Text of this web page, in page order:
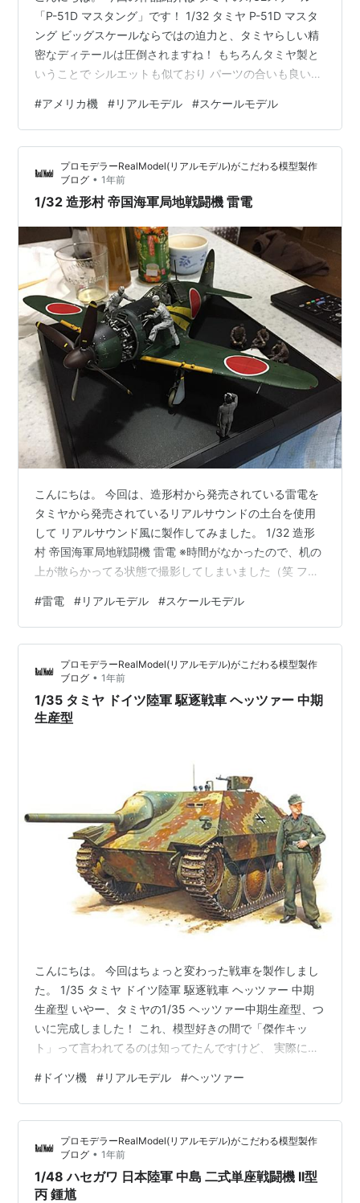
「P-51D マスタング」です！ 1/32 タミヤ P-51D マスタ
ング ビッグスケールならではの迫力と、タミヤらしい精
密なディテールは圧倒されますね！ もちろんタミヤ製と
いうことで シルエットも似ており パーツの合いも良いの
られる仕上がりです。 整備兵なども一緒に製作しました
が、 いい感じですねぇ！ また、マーリンエンジンの再現
度とマグネット式のカウル脱着ギミックは さすがのタミ
ヤと感じさせる設計となっていますね！ 感動しました！
塗装について 今回はシルバー塗装となりますが、金属
感…
#アメリカ機 #リアルモデル #スケールモデル
プロモデラーRealModel(リアルモデル)がこだわる模型製作
ブログ • 1年前
1/32 造形村 帝国海軍局地戦闘機 雷電
こんにちは。 今回は、造形村から発売されている雷電を
タミヤから発売されているリアルサウンドの土台を使用
して リアルサウンド風に製作してみました。 1/32 造形
村 帝国海軍局地戦闘機 雷電 ※時間がなかったので、机の
上が散らかってる状態で撮影してしまいました（笑 フィ
ット打ちもしてあるので、見ごたえありますね。 エンジ
ンカウルも少し外して、エンジンを見ることもできます
が、 作りこんであるのに、あんまり見えないのがショッ
クですね… ちょっと周りが散らかってるので 微妙な感じ
ですが、作品はいい感じなので満足でした♪
#雷電 #リアルモデル #スケールモデル
プロモデラーRealModel(リアルモデル)がこだわる模型製作
ブログ • 1年前
1/35 タミヤ ドイツ陸軍 駆逐戦車 ヘッツァー 中期
生産型
こんにちは。 今回はちょっと変わった戦車を製作しまし
た。 1/35 タミヤ ドイツ陸軍 駆逐戦車 ヘッツァー 中期
生産型 いやー、タミヤの1/35 ヘッツァー中期生産型、つ
いに完成しました！ これ、模型好きの間で「傑作キッ
ト」って言われてるのは知ってたんですけど、 実際に作
も良かったです。 小さいのに、存在感がすごい ヘッツァ
ーって、もともと小さい駆逐戦車ですが、 完成するとす
ごく存在感があります。 低くて鋭いシルエットがとにか
くカッコいい！ 塗装について 三色迷彩の待ち伏せ塗装を
施してあります。 戦車特有な適度な汚し塗装もしてあり
ます。 砲…
# ドイツ機 #リアルモデル #ヘッツァー
プロモデラーRealModel(リアルモデル)がこだわる模型製作
ブログ • 1年前
1/48 ハセガワ 日本陸軍 中島 二式単座戦闘機 II型
丙 鍾馗